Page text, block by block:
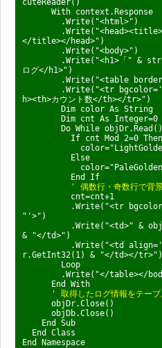
cuteReader()
With context.Response
.Write("<html>")
.Write("<head><title>"
</title></head>")
.Write("<body>")
.Write("<h1>「" & strPth
ログ</h1>")
.Write("<table
.Write("<tr
h><th>カウント数</th></tr>")
Dim color As String
Dim cnt As Integer=0
Do While objDr.Read()
If cnt Mod 2=0 Then
Else
End If
' 偶数行・奇数行で背
cnt=cnt+1
.Write("<tr
"'>")
.Write("<td>" &
& "</td>")
.Write("<td
r.GetInt32(1) & "</td></tr>")
Loop
.Write("</table></
End With
' 取得したログ情報をテーブ
objDr.Close()
objDb.Close()
End Sub
End Class
End Namespace